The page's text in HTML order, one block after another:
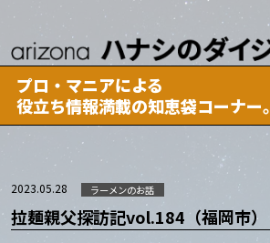
プロ・マニアによる
役立ち情報満載の知恵袋コーナー。
2023.05.28 ラーメンのお話
拉麺親父探訪記vol.184（福岡市）